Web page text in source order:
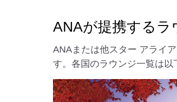
ANAが提携するラ
ANAまたは他スター アライ
す。各国のラウンジ一覧は以